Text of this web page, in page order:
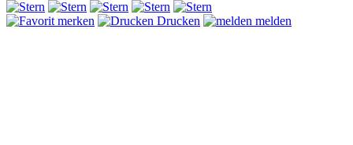
merken Drucken melden